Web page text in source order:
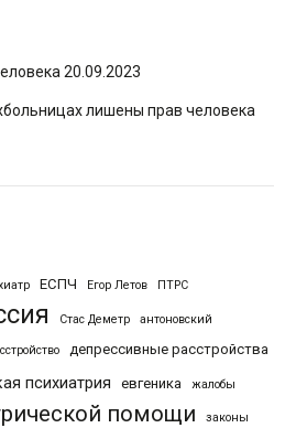
20.09.2023
лишены прав человека
ЕСПЧ Егор Летов ПТРС
Стас Деметр антоновский
депрессивные расстройства
психиатрия евгеника жалобы
помощи законы